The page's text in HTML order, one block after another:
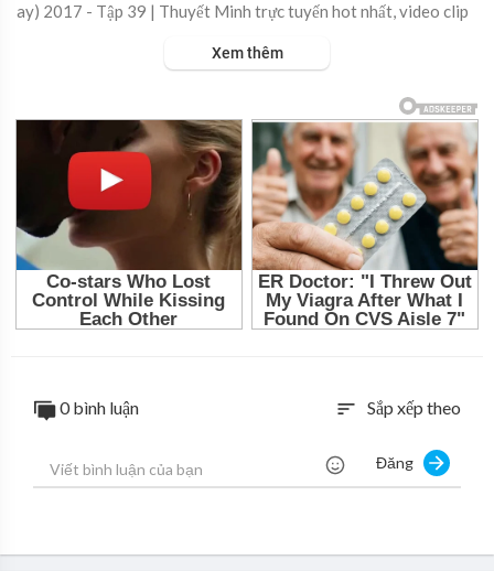
ay) 2017 - Tập 39 | Thuyết Minh trực tuyến hot nhất, video clip
- Tập 39 | Thuyết Minh online hay nhất.
https://viet.tube/watch/
nam-ay....-hoa-no-trang-vua-tr
Xem thêm
0 bình luận sort Sắp xếp theo
Đăng